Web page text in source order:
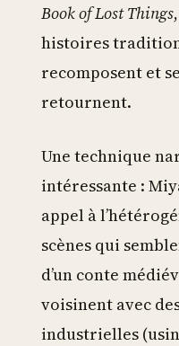
Book of Lost Things
histoires
recomposent et se
retournent.
Une technique
intéressante :
appel à
scènes qui
d’un conte
voisinent avec
industrielles